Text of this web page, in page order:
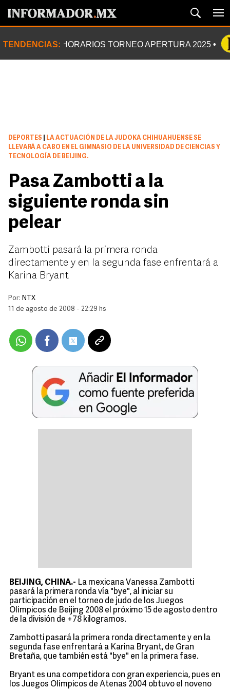
TENDENCIAS: HORARIOS TORNEO APERTURA 2025
DEPORTES
LA ACTUACIÓN DE LA JUDOKA CHIHUAHUENSE SE
LLEVARÁ A CABO EN EL GIMNASIO DE LA UNIVERSIDAD DE CIENCIAS Y
TECNOLOGÍA DE BEIJING.
Pasa Zambotti a la
siguiente ronda sin
pelear
Zambotti pasará la primera ronda
directamente y en la segunda fase enfrentará a
Karina Bryant
Por: NTX
11 de agosto de 2008 - 22:29 hs
BEIJING, CHINA.- La mexicana Vanessa Zambotti
pasará la primera ronda vía "bye", al iniciar su
participación en el torneo de judo de los Juegos
Olímpicos de Beijing 2008 el próximo 15 de agosto dentro
de la división de +78 kilogramos.
Zambotti pasará la primera ronda directamente y en la
segunda fase enfrentará a Karina Bryant, de Gran
Bretaña, que también está "bye" en la primera fase.
Bryant es una competidora con gran experiencia, pues en
los Juegos Olímpicos de Atenas 2004 obtuvo el noveno